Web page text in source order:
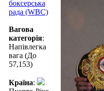
боксерська
рада (WBC)
Вагова
категорія:
Напівлегка
вага (До
57,153)
Країна: